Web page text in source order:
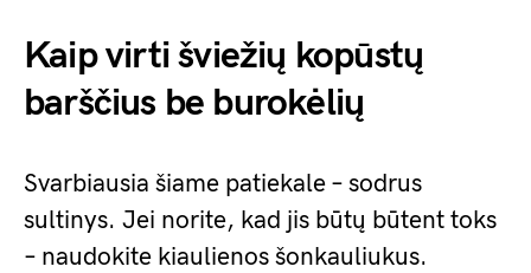
Kaip virti šviežių kopūstų
barščius be burokėlių
Svarbiausia šiame patiekale – sodrus
sultinys. Jei norite, kad jis būtų būtent toks
– naudokite kiaulienos šonkauliukus.